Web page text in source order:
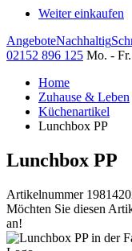
Weiter einkaufen
AngeboteNachhaltig
02152 896 125 Mo. -
Home
Zuhause & Leben
Küchenartikel
Lunchbox PP
Lunchbox PP
Artikelnummer
Möchten Sie diesen
an!